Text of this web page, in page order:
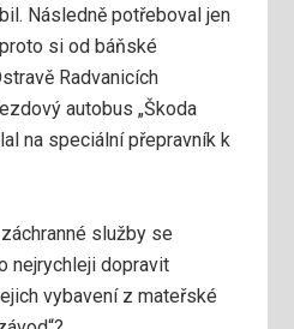
Následně potřeboval jen
si od báňské
Radvanicích
autobus „Škoda
na speciální přepravník k
služby se
nejrychleji dopravit
vybavení z mateřské